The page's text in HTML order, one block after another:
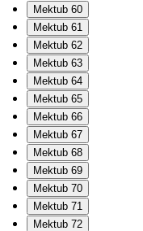
Mektub 60
Mektub 61
Mektub 62
Mektub 63
Mektub 64
Mektub 65
Mektub 66
Mektub 67
Mektub 68
Mektub 69
Mektub 70
Mektub 71
Mektub 72